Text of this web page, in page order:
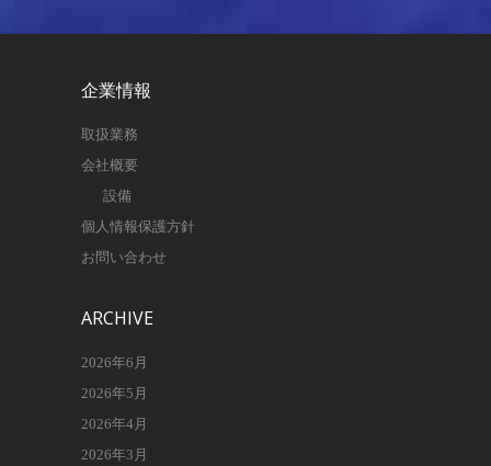
企業情報
取扱業務
会社概要
設備
個人情報保護方針
お問い合わせ
ARCHIVE
2026年6月
2026年5月
2026年4月
2026年3月